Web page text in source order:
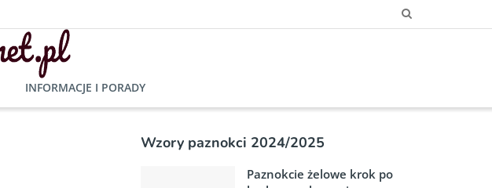
INFORMACJE I PORADY
Wzory paznokci 2024/2025
Paznokcie żelowe krok po